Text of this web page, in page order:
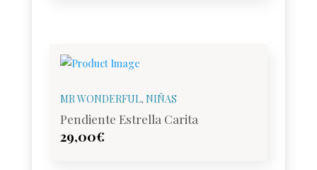
MR WONDERFUL, NIÑAS
Pendiente Estrella Carita
29,00€